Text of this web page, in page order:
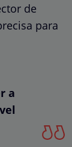
de
para
a